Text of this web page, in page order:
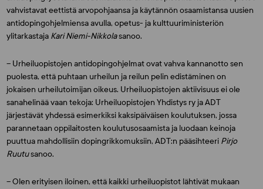
vahvistavat eettistä arvopohjaansa ja käytännön osaamistansa uusien
antidopingohjelmiensa avulla, opetus- ja kulttuuriministeriön
ylitarkastaja Kari Niemi-Nikkolasanoo.
– Urheiluopistojen antidopingohjelmat ovat vahva kannanotto sen
puolesta, että puhtaan urheilun ja reilun pelin edistäminen on
jokaisen urheilutoimijan oikeus. Urheiluopistojen aktiivisuus ei ole
sanahelinää vaan tekoja: Urheiluopistojen Yhdistys ry ja ADT
järjestävät yhdessä esimerkiksi kaksipäiväisen koulutuksen, jossa
parannetaan oppilaitosten koulutusosaamista ja luodaan keinoja
puuttua mahdollisiin dopingrikkomuksiin, ADT:n pääsihteeri Pirjo
Ruutusanoo.
– Olen erityisen iloinen, että kaikki urheiluopistot lähtivät mukaan